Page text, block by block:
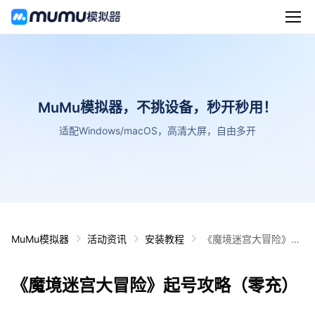
MuMu模拟器，不挑设备，秒开秒用！
适配Windows/macOS，高清大屏，自由多开
MuMu模拟器 活动资讯 安装教程
《魔境迷宫大冒险》起
《魔境迷宫大冒险》起号攻略（零充）